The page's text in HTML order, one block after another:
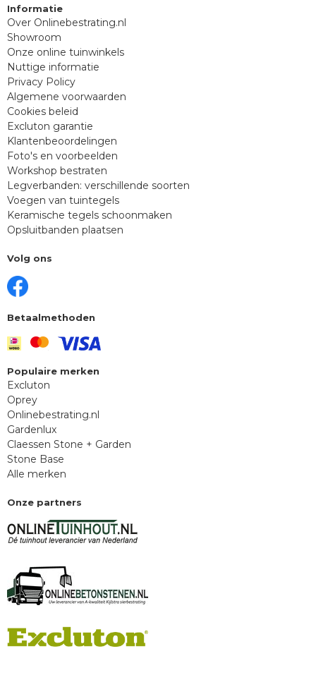
Informatie
Over Onlinebestrating.nl
Showroom
Onze online tuinwinkels
Nuttige informatie
Privacy Policy
Algemene voorwaarden
Cookies beleid
Excluton garantie
Klantenbeoordelingen
Foto's en voorbeelden
Workshop bestraten
Legverbanden: verschillende soorten
Voegen van tuintegels
Keramische tegels schoonmaken
Opsluitbanden plaatsen
Volg ons
Betaalmethoden
Populaire merken
Excluton
Oprey
Onlinebestrating.nl
Gardenlux
Claessen Stone + Garden
Stone Base
Alle merken
Onze partners